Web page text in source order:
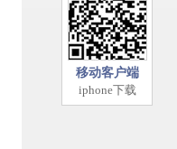
移动客户端
iphone下载